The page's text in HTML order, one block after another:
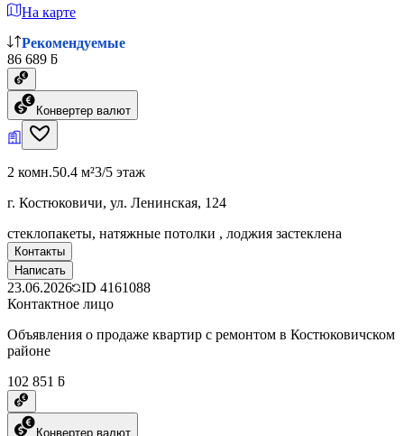
На карте
Рекомендуемые
86 689 ƃ
Конвертер валют
2 комн.50.4 м²3/5 этаж
г. Костюковичи, ул. Ленинская, 124
стеклопакеты, натяжные потолки , лоджия застеклена
Контакты
Написать
23.06.2026 ID 4161088
Контактное лицо
Объявления о продаже квартир с ремонтом в Костюковичском
районе
102 851 ƃ
Конвертер валют